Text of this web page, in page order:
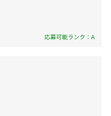
健康）
応募可能ランク：A